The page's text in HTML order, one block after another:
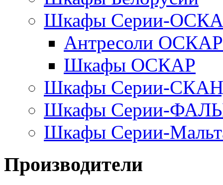
Шкафы Серии-
Антресоли ОСКАР
Шкафы ОСКАР
Шкафы Серии-
Шкафы Серии-
Шкафы Серии-
Производители